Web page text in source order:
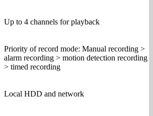
Up to 4 channels for playback
Priority of record mode: Manual recording >
alarm recording > motion detection recording
> timed recording
Local HDD and network